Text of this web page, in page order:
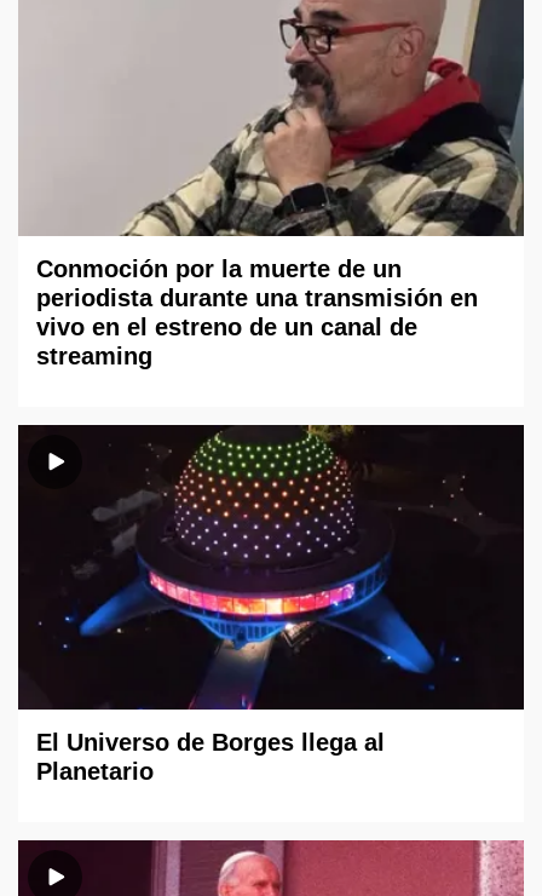
Conmoción por la muerte de un
periodista durante una transmisión en
vivo en el estreno de un canal de
streaming
El Universo de Borges llega al
Planetario